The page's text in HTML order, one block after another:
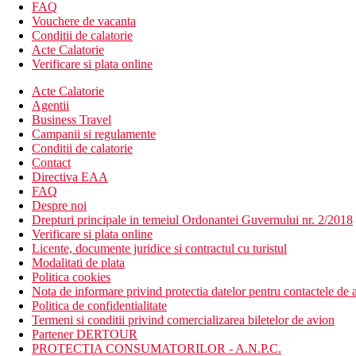
All inclusive
Plaja
Plaja cu nisip este situata chiar langa complexul Bahia, hotelul
Oferta sportiva
Gratuit:
Contra cost
Stravovanie
Mic dejun, pranz si cina tip bufet
Cocktail de bun venit
Bauturi alcoolice si nealcoolice de productie locala si
Minibarul din camera este completat zilnic
1 ora pe zi gratuit - catamaran, lectii de scufundari in
Intrarea la discoteca include bauturi locale, bauturi
Carduri
VISA, CE/MC
Site-ul web
http://www.bahia-principe.com/en/
FAQ
Vouchere de vacanta
Conditii de calatorie
Acte Calatorie
Verificare si plata online
Acte Calatorie
Agentii
Business Travel
Campanii si regulamente
Conditii de calatorie
Contact
Directiva EAA
FAQ
Despre noi
Drepturi principale in temeiul Ordonantei Guvernului nr. 2/2018
Verificare si plata online
Licente, documente juridice si contractul cu turistul
Modalitati de plata
Politica cookies
Nota de informare privind protectia datelor pentru contactele de
Politica de confidentialitate
Termeni si conditii privind comercializarea biletelor de avion
Partener DERTOUR
PROTECTIA CONSUMATORILOR - A.N.P.C.